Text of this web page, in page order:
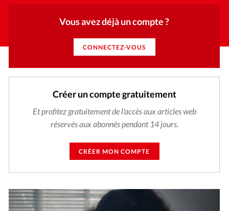
Vous avez déjà un compte ?
CONNECTEZ-VOUS
Créer un compte gratuitement
Et profitez gratuitement de l'accès aux articles web
réservés aux abonnés pendant 14 jours.
CRÉER MON COMPTE